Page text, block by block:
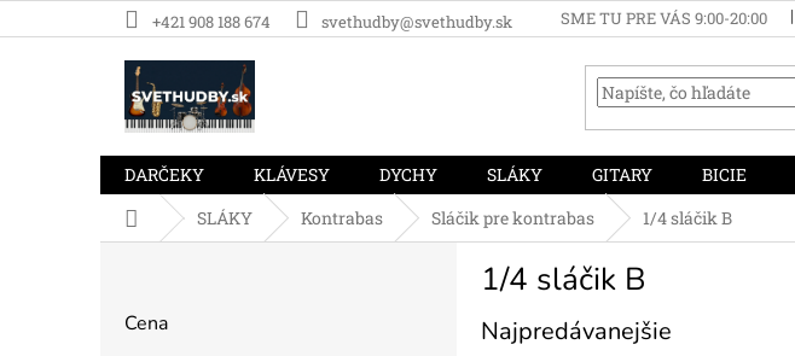
na
+421 908 188 674 svethudby@svethudby.sk SME TU PRE VÁS 9:00-20:00
DARČEKY KLÁVESY DYCHY SLÁKY GITARY BICIE
DomovSLÁKY Kontrabas Sláčik pre kontrabas 1/4 sláčik B
Cena
1/4 sláčik B
Najpredávanejšie